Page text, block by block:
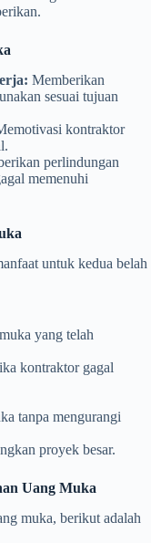
Memberikan
sesuai tujuan
kontraktor
perlindungan
memenuhi
untuk kedua belah
yang telah
kontraktor gagal
tanpa mengurangi
proyek besar.
Uang Muka
muka, berikut adalah